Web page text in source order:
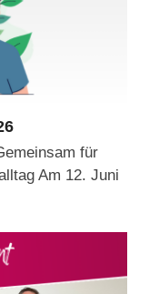
für
Am 12. Juni